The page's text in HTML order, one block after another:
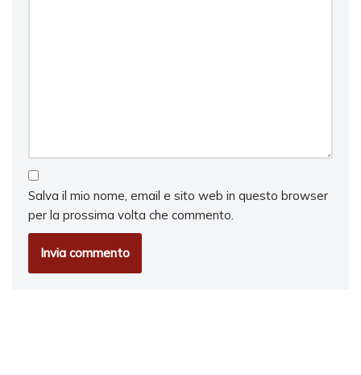
Salva il mio nome, email e sito web in questo browser
per la prossima volta che commento.